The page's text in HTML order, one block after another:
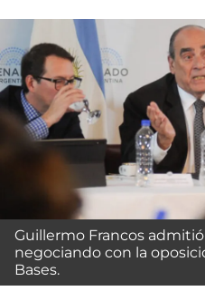
Guillermo Francos
negociando con la
Bases.